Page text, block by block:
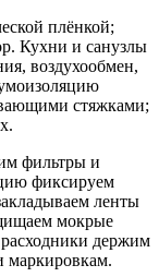
плёнкой;
Кухни и санузлы
воздухообмен,
стяжками;
фильтры и
фиксируем
ленты
мокрые
держим
маркировкам.